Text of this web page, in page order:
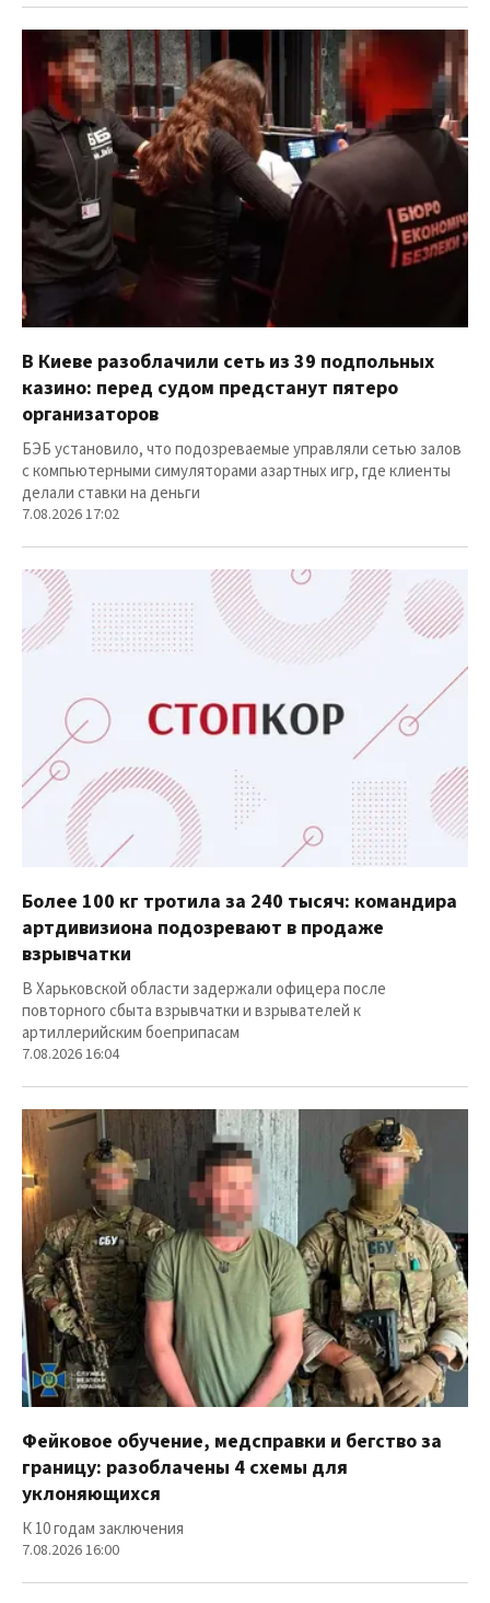
В Киеве разоблачили сеть из 39 подпольных
казино: перед судом предстанут пятеро
организаторов
БЭБ установило, что подозреваемые управляли сетью залов
с компьютерными симуляторами азартных игр, где клиенты
делали ставки на деньги
7.08.2026 17:02
Более 100 кг тротила за 240 тысяч: командира
артдивизиона подозревают в продаже
взрывчатки
В Харьковской области задержали офицера после
повторного сбыта взрывчатки и взрывателей к
артиллерийским боеприпасам
7.08.2026 16:04
Фейковое обучение, медсправки и бегство за
границу: разоблачены 4 схемы для
уклоняющихся
К 10 годам заключения
7.08.2026 16:00